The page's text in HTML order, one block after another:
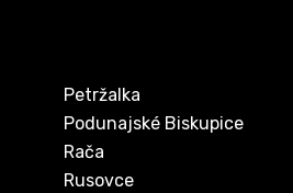
Petržalka
Podunajské Biskupice
Rača
Rusovce